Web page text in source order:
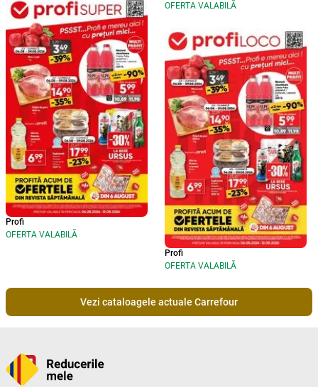
Profi
OFERTA VALABILĂ
OFERTA VALABILĂ
Profi
OFERTA VALABILĂ
Vezi cataloagele actuale Carrefour